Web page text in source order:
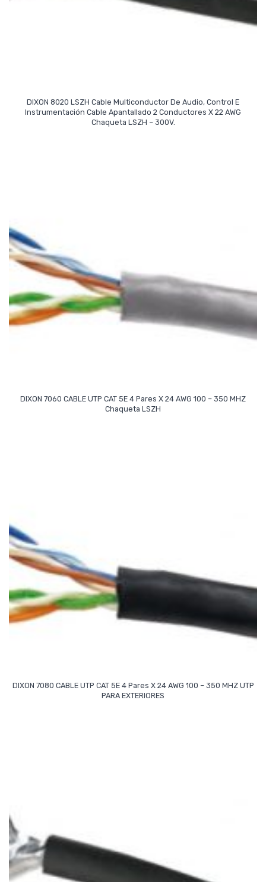
DIXON 8020 LSZH Cable Multiconductor De Audio, Control E
Instrumentación Cable Apantallado 2 Conductores X 22 AWG
Chaqueta LSZH – 300V.
Read More
DIXON 7060 CABLE UTP CAT 5E 4 Pares X 24 AWG 100 – 350 MHZ
Chaqueta LSZH
Read More
DIXON 7080 CABLE UTP CAT 5E 4 Pares X 24 AWG 100 – 350 MHZ UTP
PARA EXTERIORES
Read More